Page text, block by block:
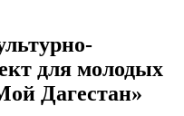
для молодых
Дагестан»